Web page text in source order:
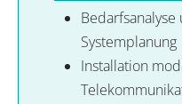
Systemplanung
Installation